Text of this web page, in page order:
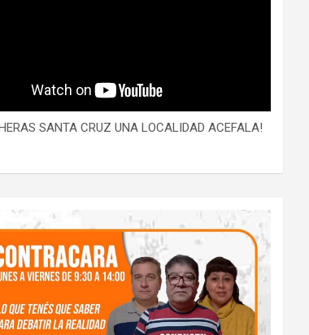
SANTA CRUZ UNA LOCALIDAD ACEFALA!